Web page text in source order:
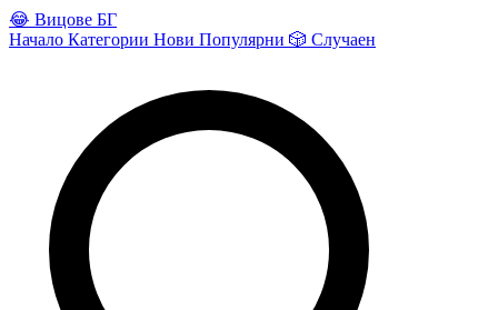
😂 Вицове БГ
Начало Категории Нови Популярни 🎲 Случаен